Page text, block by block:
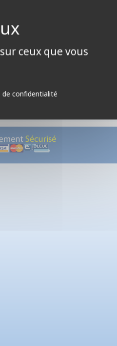
au format 63x88, à l'effigie de
ceux que vous
de confidentialité